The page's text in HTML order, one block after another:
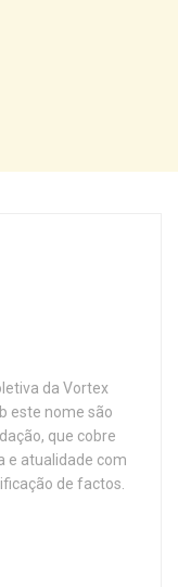
da Vortex
este nome são
que cobre
e atualidade com
de factos.